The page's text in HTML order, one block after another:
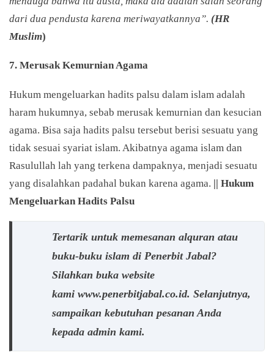
dari dua pendusta karena meriwayatkannya”. (HR
Muslim)
7. Merusak Kemurnian Agama
Hukum mengeluarkan hadits palsu dalam islam adalah
haram hukumnya, sebab merusak kemurnian dan kesucian
agama. Bisa saja hadits palsu tersebut berisi sesuatu yang
tidak sesuai syariat islam. Akibatnya agama islam dan
Rasulullah lah yang terkena dampaknya, menjadi sesuatu
yang disalahkan padahal bukan karena agama. || Hukum
Mengeluarkan Hadits Palsu
Tertarik untuk memesanan alquran atau
buku-buku islam di Penerbit Jabal?
Silahkan buka website
kami www.penerbitjabal.co.id. Selanjutnya,
sampaikan kebutuhan pesanan Anda
kepada admin kami.